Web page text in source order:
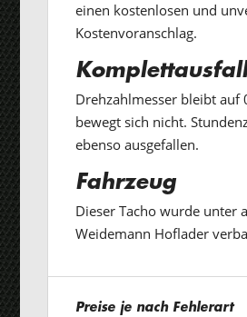
einen kostenlosen und
Kostenvoranschlag.
Drehzahlmesser bleibt auf
bewegt sich nicht.
ebenso ausgefallen.
Fahrzeug
Dieser Tacho wurde unter
Weidemann Hoflader
Preise je nach Fehlerart